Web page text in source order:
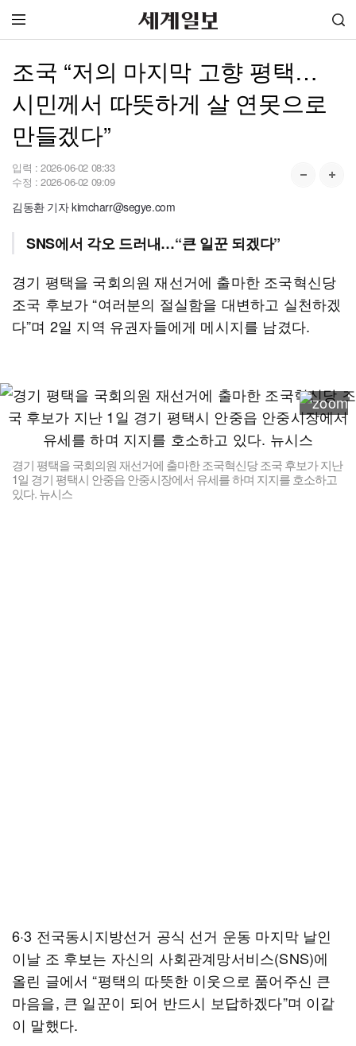
조국 “저의 마지막 고향 평택…
시민께서 따뜻하게 살 연못으로
만들겠다”
입력 : 2026-06-02 08:33
수정 : 2026-06-02 09:09
김동환 기자 kimcharr@segye.com
SNS에서 각오 드러내…“큰 일꾼 되겠다”
경기 평택을 국회의원 재선거에 출마한 조국혁신당
조국 후보가 “여러분의 절실함을 대변하고 실천하겠
다”며 2일 지역 유권자들에게 메시지를 남겼다.
경기 평택을 국회의원 재선거에 출마한 조국혁신당 조국 후보가 지난
1일 경기 평택시 안중읍 안중시장에서 유세를 하며 지지를 호소하고
있다. 뉴시스
6·3 전국동시지방선거 공식 선거 운동 마지막 날인
이날 조 후보는 자신의 사회관계망서비스(SNS)에
올린 글에서 “평택의 따뜻한 이웃으로 품어주신 큰
마음을, 큰 일꾼이 되어 반드시 보답하겠다”며 이같
이 말했다.